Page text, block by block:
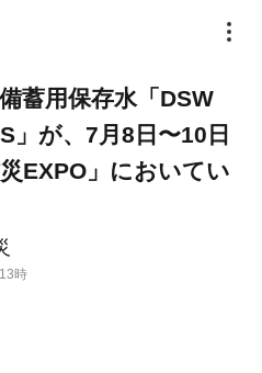
時
蓄用保存水「DSW
」が、7月8日〜10日
EXPO」においてい